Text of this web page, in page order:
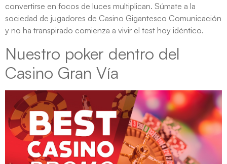
convertirse en focos de luces multiplican. Súmate a la
sociedad de jugadores de Casino Gigantesco Comunicación
y no ha transpirado comienza a vivir el test hoy idéntico.
Nuestro poker dentro del
Casino Gran Vía